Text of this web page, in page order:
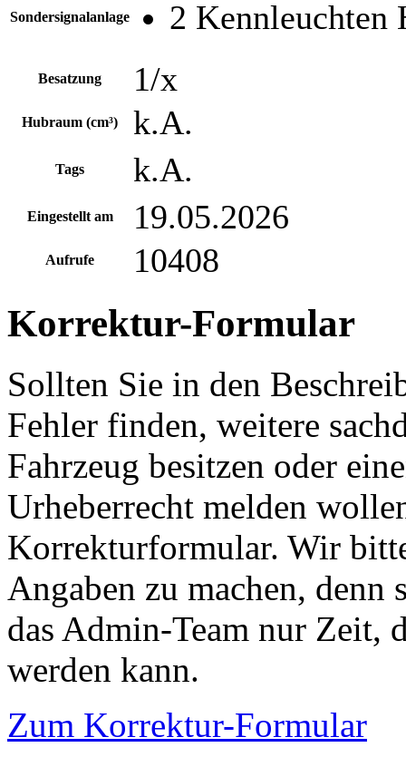
Sondersignalanlage 2 Kennleuchten
Besatzung 1/x
Hubraum (cm³) k.A.
Tags k.A.
Eingestellt am 19.05.2026
Aufrufe 10408
Korrektur-Formular
Sollten Sie in den
Fehler finden, weitere
Fahrzeug besitzen oder
Urheberrecht melden
Korrekturformular. Wir
Angaben zu machen,
das Admin-Team nur Zeit,
werden kann.
Zum Korrektur-Formular